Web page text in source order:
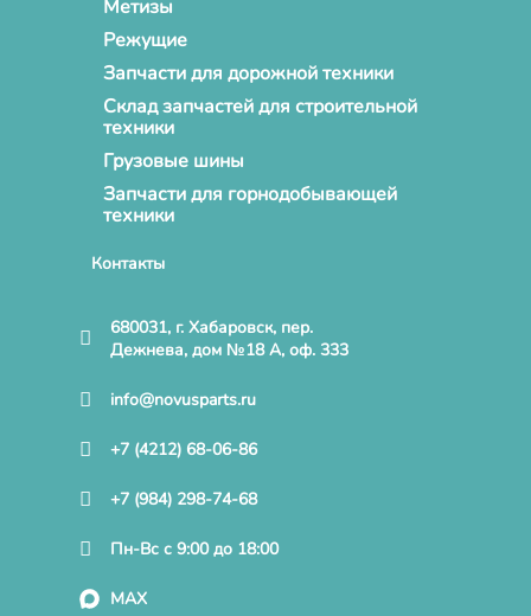
Метизы
Режущие
Запчасти для дорожной техники
Склад запчастей для строительной
техники
Грузовые шины
Запчасти для горнодобывающей
техники
Контакты
680031, г. Хабаровск, пер.
Дежнева, дом №18 А, оф. 333
info@novusparts.ru
+7 (4212) 68-06-86
+7 (984) 298-74-68
Пн-Вс с 9:00 до 18:00
MAX